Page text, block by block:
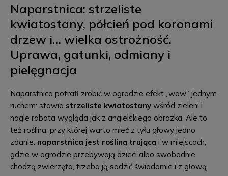
Naparstnica: strzeliste
kwiatostany, półcień pod koronami
drzew i… wielka ostrożność.
Uprawa, gatunki, odmiany i
pielęgnacja
Naparstnica potrafi zrobić w ogrodzie efekt „wow” jednym
ruchem: stawia strzeliste kwiatostany wśród zieleni i
nagle rabata wygląda jak z angielskiego obrazka. Ale to
też roślina, przy której warto mieć z tyłu głowy jedno
zdanie: naparstnica jest rośliną trującą i w miejscach,
gdzie w ogrodzie przebywają dzieci albo swobodnie
chodzą zwierzęta, trzeba ją sadzić świadomie i z głową.